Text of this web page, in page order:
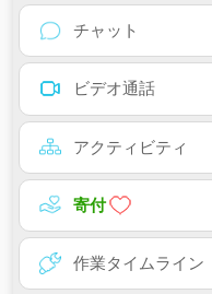
チャット
ビデオ通話
アクティビティ
寄付
作業タイムライン